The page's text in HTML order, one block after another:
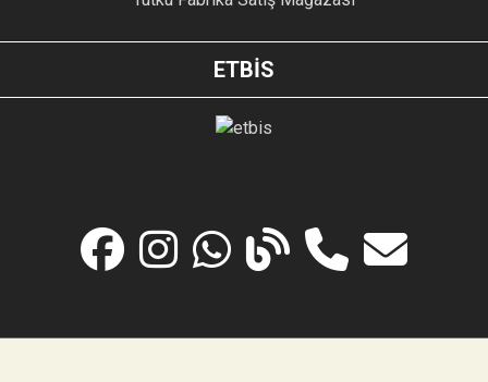
ETBİS